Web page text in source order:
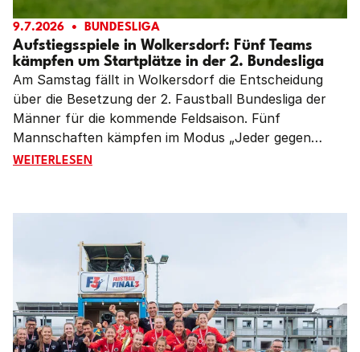
Aufstiegsspiele in Wolkersdorf: Fünf Teams
kämpfen um Startplätze in der 2. Bundesliga
9.7.2026 BUNDESLIGA
Am Samstag fällt in Wolkersdorf die Entscheidung
über die Besetzung der 2. Faustball Bundesliga der
Männer für die kommende Feldsaison. Fünf
Mannschaften kämpfen im Modus „Jeder gegen
Jeden“ um die drei verbliebenden Startplätze.
WEITERLESENAUFSTIEGSSPIELE IN WOLKERSDORF: FÜNF TEAMS